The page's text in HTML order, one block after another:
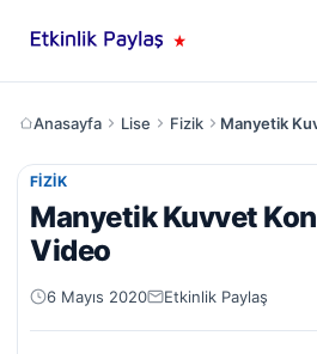
Anasayfa Lise Fizik Manyetik
FIZIK
Manyetik Kuvvet
Video
6 Mayıs 2020 Etkinlik Paylaş